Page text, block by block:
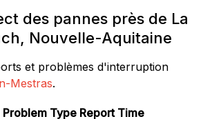
des pannes près de La
Nouvelle-Aquitaine
et problèmes d'interruption
Mestras.
Problem Type Report Time